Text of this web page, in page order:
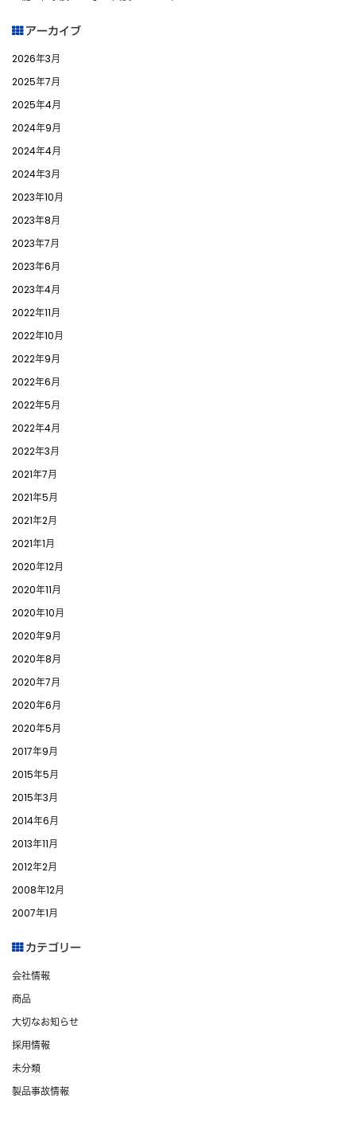
アーカイブ
2026年3月
2025年7月
2025年4月
2024年9月
2024年4月
2024年3月
2023年10月
2023年8月
2023年7月
2023年6月
2023年4月
2022年11月
2022年10月
2022年9月
2022年6月
2022年5月
2022年4月
2022年3月
2021年7月
2021年5月
2021年2月
2021年1月
2020年12月
2020年11月
2020年10月
2020年9月
2020年8月
2020年7月
2020年6月
2020年5月
2017年9月
2015年5月
2015年3月
2014年6月
2013年11月
2012年2月
2008年12月
2007年1月
カテゴリー
会社情報
商品
大切なお知らせ
採用情報
未分類
製品事故情報